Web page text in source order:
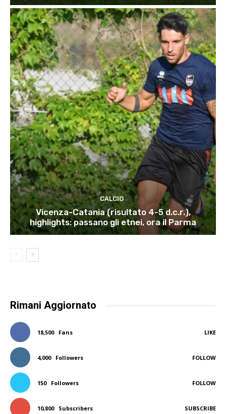
CALCIO
Vicenza-Catania (risultato 4-5 d.c.r.),
highlights: passano gli etnei, ora il Parma
Rimani Aggiornato
18,500 Fans LIKE
4,000 Followers FOLLOW
150 Followers FOLLOW
10,800 Subscribers SUBSCRIBE